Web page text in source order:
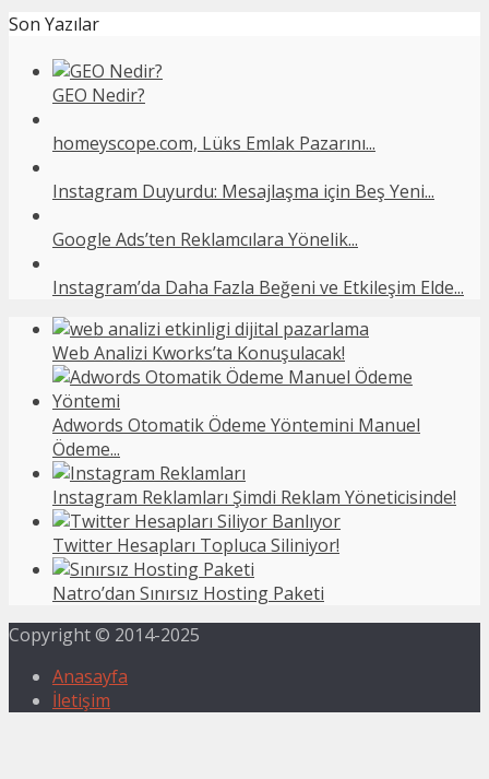
Son Yazılar
GEO Nedir?
homeyscope.com, Lüks Emlak Pazarını...
Instagram Duyurdu: Mesajlaşma için Beş Yeni...
Google Ads’ten Reklamcılara Yönelik...
Instagram’da Daha Fazla Beğeni ve Etkileşim Elde...
Web Analizi Kworks’ta Konuşulacak!
Adwords Otomatik Ödeme Yöntemini Manuel
Ödeme...
Instagram Reklamları Şimdi Reklam Yöneticisinde!
Twitter Hesapları Topluca Siliniyor!
Natro’dan Sınırsız Hosting Paketi
Copyright © 2014-2025
Anasayfa
İletişim